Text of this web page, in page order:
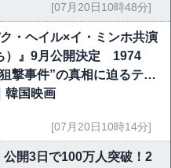
[07月20日10時48分]
・ヘイル×イ・ミンホ共演
）』9月公開決定 1974
撃事件”の真相に迫るティ
韓国映画
[07月20日10時14分]
公開3日で100万人突破！2